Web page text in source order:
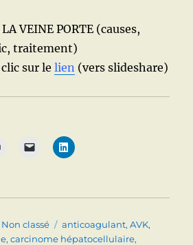
VEINE PORTE (causes,
traitement)
sur lelien (vers slideshare)
Catégories
Non classé Étiquettes
anticoagulant,AVK,
,carcinome hépatocellulaire,